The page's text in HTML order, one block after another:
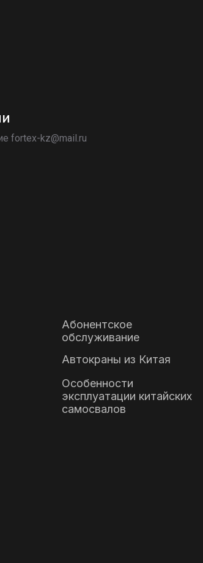
fortex-kz@mail.ru
Абонентское
обслуживание
Автокраны из Китая
Особенности
эксплуатации китайских
самосвалов